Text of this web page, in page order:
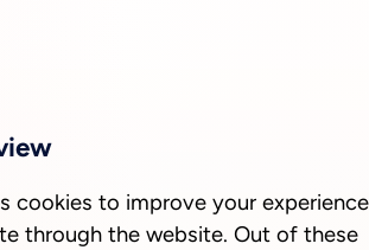
cookies to improve your experience
through the website. Out of these